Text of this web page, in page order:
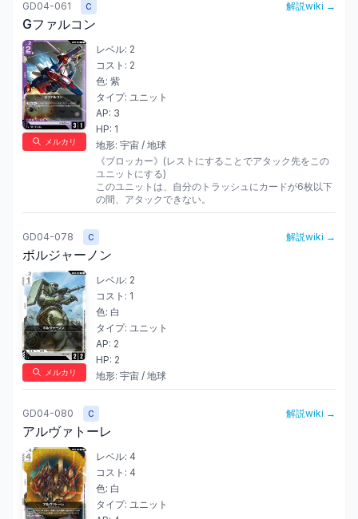
GD04-061 C 解説wiki →
Gファルコン
メルカリ
レベル: 2
コスト: 2
色: 紫
タイプ: ユニット
AP: 3
HP: 1
地形: 宇宙 / 地球
《ブロッカー》(レストにすることでアタック先をこの
ユニットにする)
このユニットは、自分のトラッシュにカードが6枚以下
の間、アタックできない。
GD04-078 C 解説wiki →
ボルジャーノン
メルカリ
レベル: 2
コスト: 1
色: 白
タイプ: ユニット
AP: 2
HP: 2
地形: 宇宙 / 地球
GD04-080 C 解説wiki →
アルヴァトーレ
レベル: 4
コスト: 4
色: 白
タイプ: ユニット